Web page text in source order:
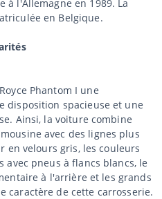
à l'Allemagne en 1989. La
en Belgique.
Phantom I une
disposition spacieuse et une
Ainsi, la voiture combine
avec des lignes plus
en velours gris, les couleurs
avec pneus à flancs blancs, le
à l'arrière et les grands
caractère de cette carrosserie.